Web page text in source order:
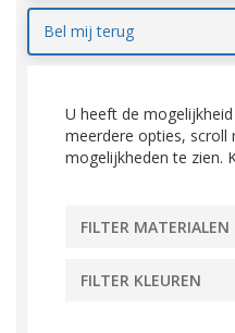
Bel mij terug
U heeft de
meerdere opties, scroll
mogelijkheden te zien.
FILTER MATERIALEN
FILTER KLEUREN